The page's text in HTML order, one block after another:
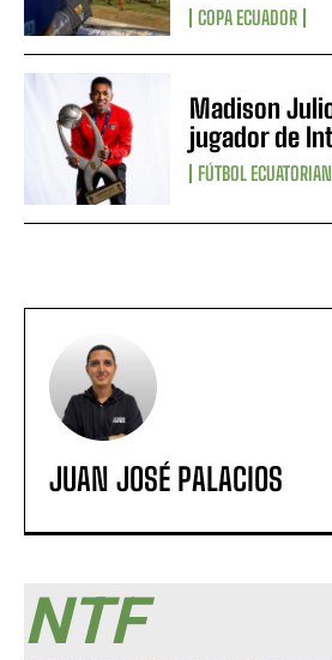
COPA ECUADOR
Madison
jugador de
FÚTBOL
JUAN JOSÉ PALACIOS
NTF